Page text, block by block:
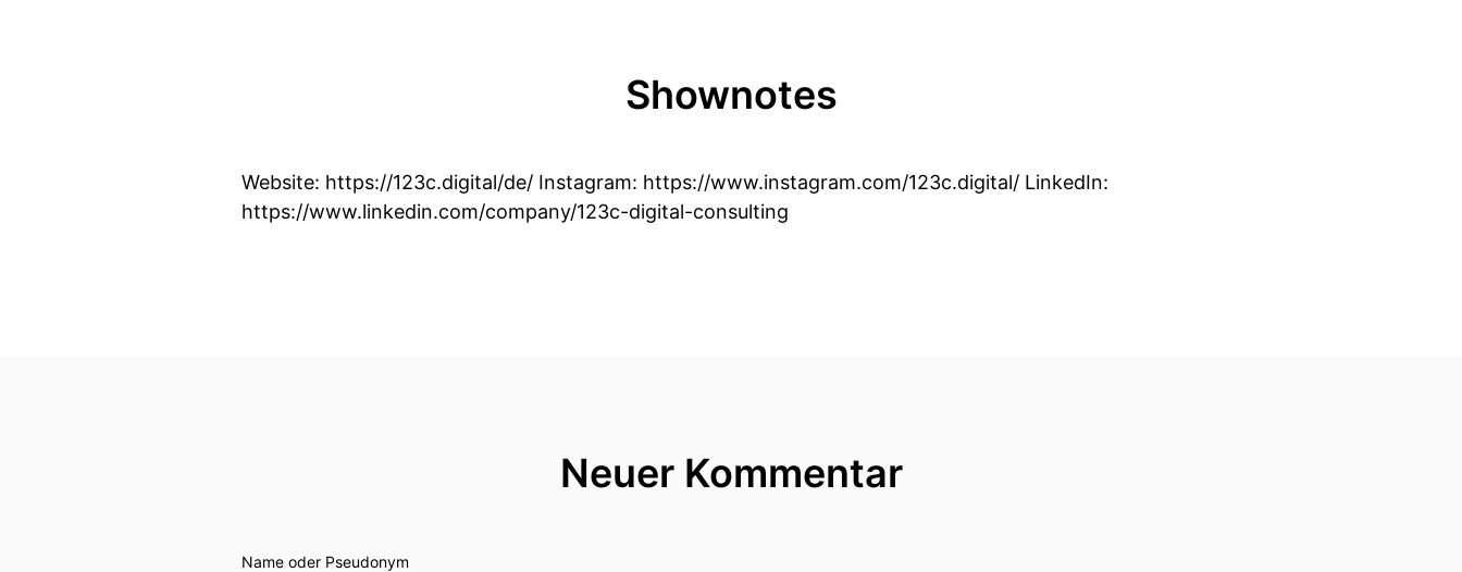
Shownotes
Website: https://123c.digital/de/ Instagram: https://www.instagram.com/123c.digital/ LinkedIn:
https://www.linkedin.com/company/123c-digital-consulting
Neuer Kommentar
Name oder Pseudonym